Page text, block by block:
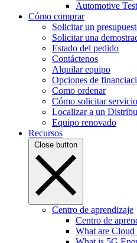
Automotive
Cómo comprar
Solicitar un
Solicitar una
Estado del pedido
Contáctenos
Alquilar equipo
Opciones de
Como ordenar
Cómo solicitar
Localizar a un
Equipo renovado
Recursos
Close button
Centro de aprendizaje
Centro de
What are Cloud